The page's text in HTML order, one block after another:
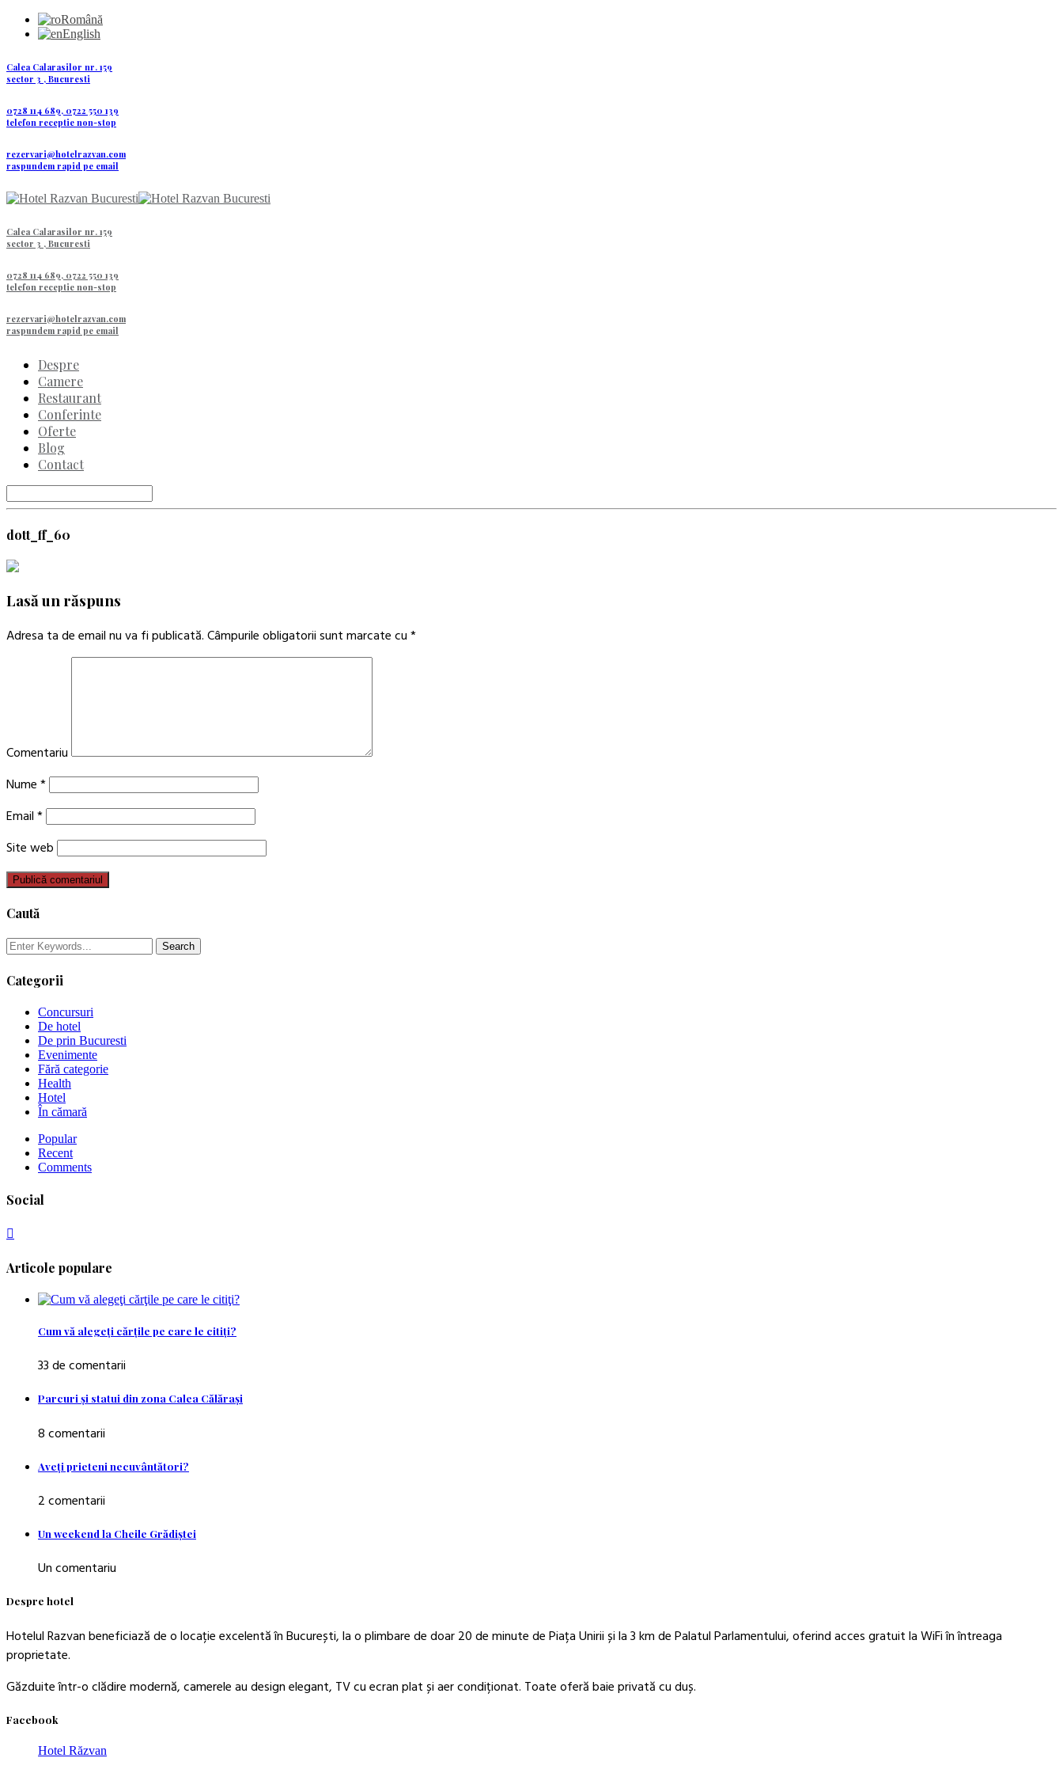
Română
English
Calea Calarasilor nr. 159
sector 3 , Bucuresti
0728 114 689, 0722 550 139
telefon receptie non-stop
rezervari@hotelrazvan.com
raspundem rapid pe email
Calea Calarasilor nr. 159
sector 3 , Bucuresti
0728 114 689, 0722 550 139
telefon receptie non-stop
rezervari@hotelrazvan.com
raspundem rapid pe email
Despre
Camere
Restaurant
Conferinte
Oferte
Blog
Contact
dott_ff_60
Lasă un răspuns
Adresa ta de email nu va fi publicată. Câmpurile obligatorii sunt marcate cu *
Comentariu
Nume *
Email *
Site web
Caută
Categorii
Concursuri
De hotel
De prin Bucuresti
Evenimente
Fără categorie
Health
Hotel
În cămară
Popular
Recent
Comments
Social
Articole populare
Cum vă alegeţi cărţile pe care le citiţi?
33 de comentarii
Parcuri şi statui din zona Calea Călăraşi
8 comentarii
Aveţi prieteni necuvântători?
2 comentarii
Un weekend la Cheile Grădiştei
Un comentariu
Despre hotel
Hotelul Razvan beneficiază de o locație excelentă în București, la o plimbare de doar 20 de minute de Piața Unirii și la 3 km de Palatul Parlamentului, oferind acces gratuit la WiFi în întreaga
proprietate.
Găzduite într-o clădire modernă, camerele au design elegant, TV cu ecran plat și aer condiționat. Toate oferă baie privată cu duș.
Facebook
Hotel Răzvan